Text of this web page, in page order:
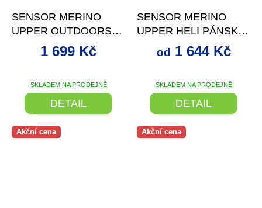
SENSOR MERINO
UPPER OUTDOORS
PÁNSKÁ MIKINA
KLOKANKA MINT
SKLADEM NA PRODEJNĚ
1 699 Kč
DETAIL
SENSOR MERINO
UPPER HELI PÁNSKÁ
MIKINA KLOKANKA
ČERNÁ
SKLADEM NA PRODEJNĚ
od 1 644 Kč
DETAIL
Akční cena Akční cena